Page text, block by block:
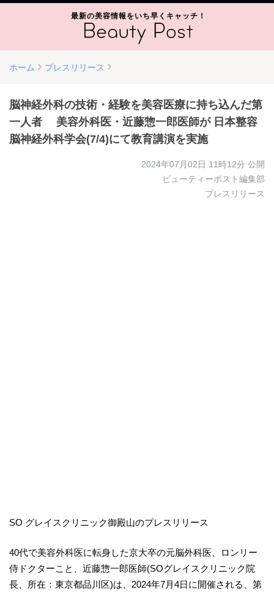
最新の美容情報をいち早くキャッチ！
ホーム プレスリリース
脳神経外科の技術・経験を美容医療に持ち込んだ第
一人者 美容外科医・近藤惣一郎医師が 日本整容
脳神経外科学会(7/4)にて教育講演を実施
2024年07月02日 11時12分 公開
ビューティーポスト編集部
プレスリリース
SO グレイスクリニック御殿山のプレスリリース
40代で美容外科医に転身した京大卒の元脳外科医、ロンリー
侍ドクターこと、近藤惣一郎医師(SOグレイスクリニック院
長、所在：東京都品川区)は、2024年7月4日に開催される、第